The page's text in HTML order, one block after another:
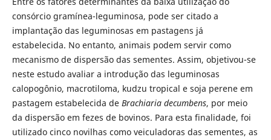
consórcio gramínea-leguminosa, pode ser citado a
implantação das leguminosas em pastagens já
estabelecida. No entanto, animais podem servir como
mecanismo de dispersão das sementes. Assim, objetivou-se
neste estudo avaliar a introdução das leguminosas
calopogônio, macrotiloma, kudzu tropical e soja perene em
pastagem estabelecida de Brachiaria decumbens, por meio
da dispersão em fezes de bovinos. Para esta finalidade, foi
utilizado cinco novilhas como veiculadoras das sementes, as